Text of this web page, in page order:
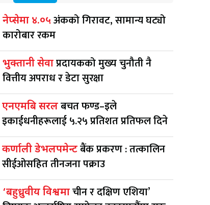
नेप्सेमा ४.०५ अंकको गिरावट, सामान्य घट्यो
कारोबार रकम
भुक्तानी सेवाप्रदायकको मुख्य चुनौती नै
वित्तीय अपराध र डेटा सुरक्षा
एनएमबि सरलबचत फण्ड–इले
इकाईधनीहरूलाई ५.२५ प्रतिशत प्रतिफल दिने
कर्णाली डेभलपमेन्टबैंक प्रकरण : तत्कालिन
सीईओसहित तीनजना पक्राउ
‘बहुध्रुवीय विश्वमाचीन र दक्षिण एशिया’